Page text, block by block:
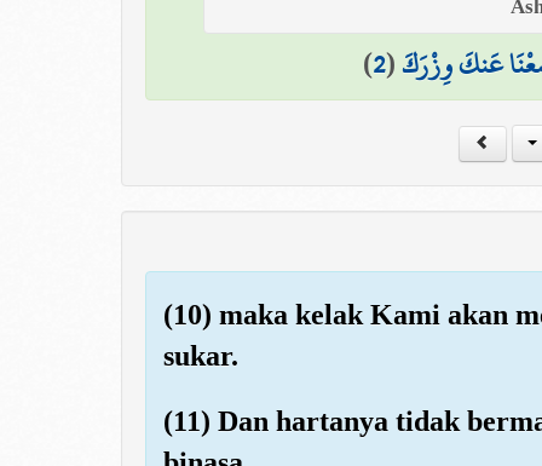
عَنكَ وِزْرَكَ(
2
)
(10) maka kelak Kami akan
sukar.
(11) Dan hartanya tidak